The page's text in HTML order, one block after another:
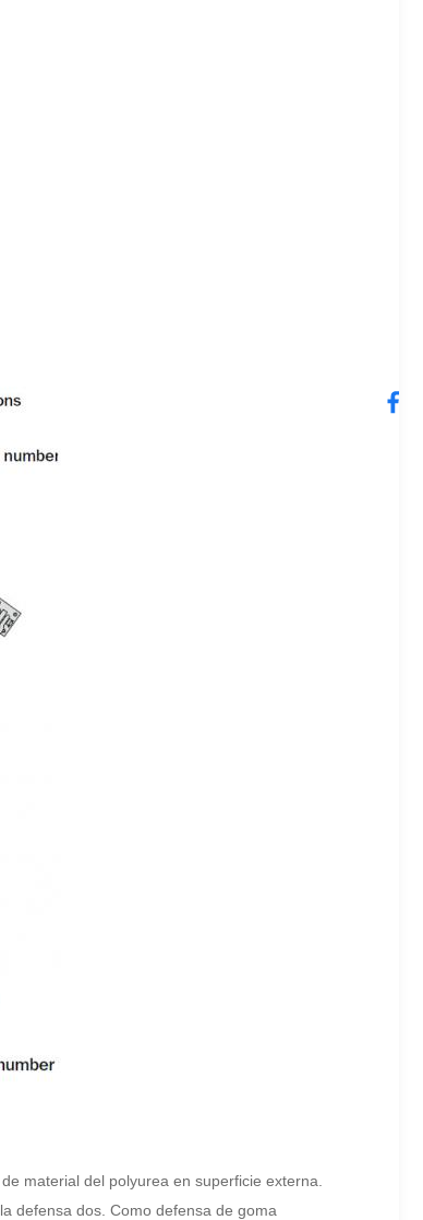
material del polyurea en superficie externa.
defensa dos. Como defensa de goma